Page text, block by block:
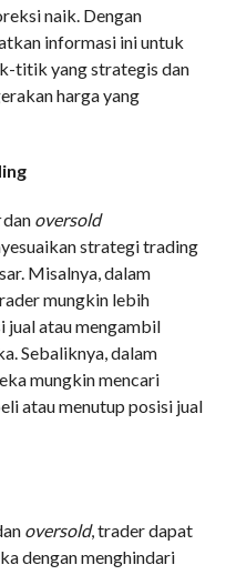
naik. Dengan
informasi ini untuk
titik yang strategis dan
harga yang
dan oversold
strategi trading
Misalnya, dalam
mungkin lebih
jual atau mengambil
Sebaliknya, dalam
mungkin mencari
atau menutup posisi jual
oversold, trader dapat
dengan menghindari